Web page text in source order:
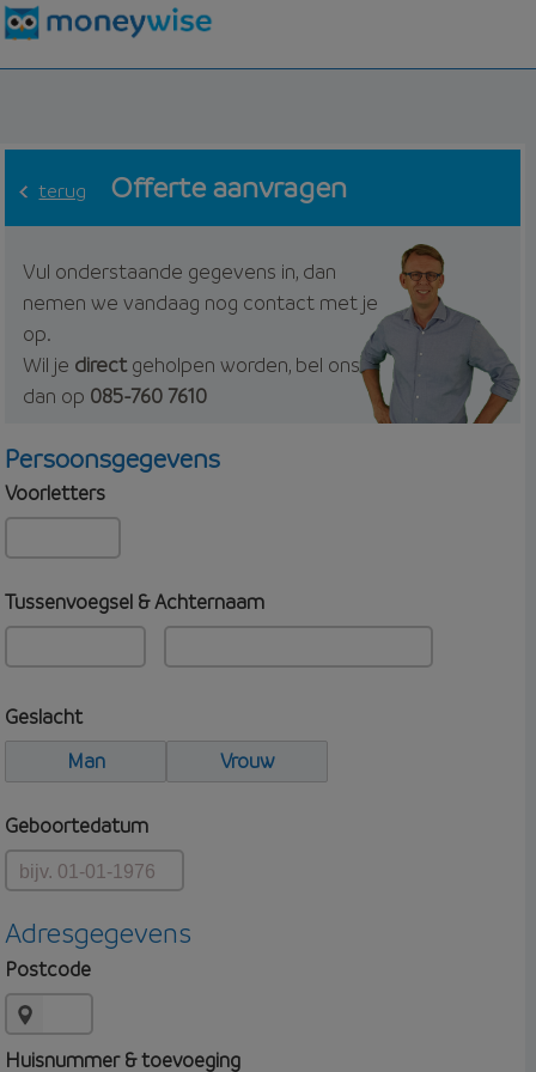
terug Offerte aanvragen
Vul onderstaande gegevens in, dan
nemen we vandaag nog contact met je
op.
Wil je directgeholpen worden, bel ons
dan op 085-760 7610
Persoonsgegevens
Voorletters
Tussenvoegsel & Achternaam
Geslacht
Man
Vrouw
Geboortedatum
Adresgegevens
Postcode
Huisnummer & toevoeging